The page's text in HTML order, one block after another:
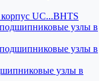
UC...BHTS
узлы в
узлы в
узлы в